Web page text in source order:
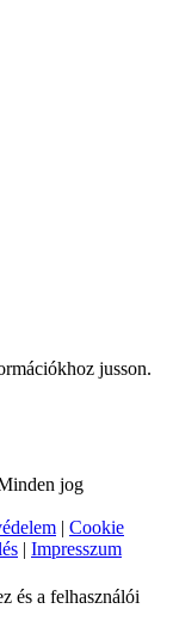
jusson.
jog
| Cookie
| Impresszum
és a felhasználói